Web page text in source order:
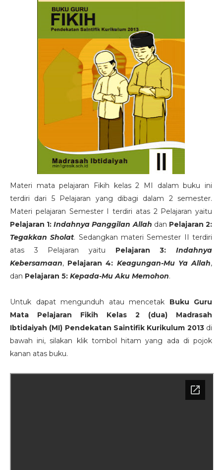
Materi mata pelajaran Fikih kelas 2 MI dalam buku ini
terdiri dari 5 Pelajaran yang dibagi dalam 2 semester.
Materi pelajaran Semester I terdiri atas 2 Pelajaran yaitu
Pelajaran 1:Indahnya Panggilan Allah dan Pelajaran 2:
Tegakkan Sholat. Sedangkan materi Semester II terdiri
atas 3 Pelajaran yaitu Pelajaran 3:Indahnya
Kebersamaan, Pelajaran 4: Keagungan-Mu Ya Allah,
dan Pelajaran 5: Kepada-Mu Aku Memohon.
Untuk dapat mengunduh atau mencetak Buku Guru
Mata Pelajaran Fikih Kelas 2 (dua) Madrasah
Ibtidaiyah (MI) Pendekatan Saintifik Kurikulum 2013di
bawah ini, silakan klik tombol hitam yang ada di pojok
kanan atas buku.